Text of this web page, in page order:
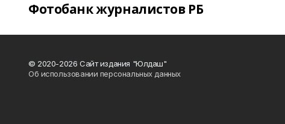
Фотобанк журналистов РБ
© 2020-2026 Сайт издания "Юлдаш"
Об использовании персональных данных